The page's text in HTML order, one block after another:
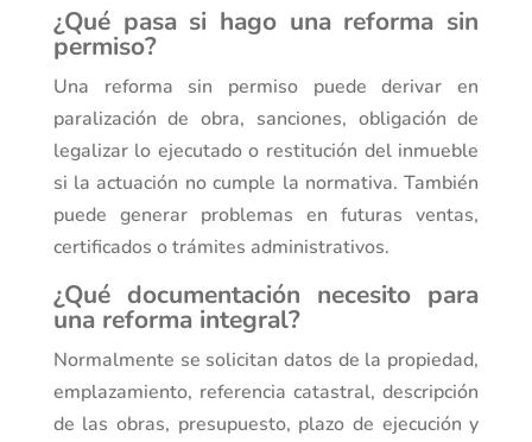
¿Qué pasa si hago una reforma sin
permiso?
Una reforma sin permiso puede derivar en
paralización de obra, sanciones, obligación de
legalizar lo ejecutado o restitución del inmueble
si la actuación no cumple la normativa. También
puede generar problemas en futuras ventas,
certificados o trámites administrativos.
¿Qué documentación necesito para
una reforma integral?
Normalmente se solicitan datos de la propiedad,
emplazamiento, referencia catastral, descripción
de las obras, presupuesto, plazo de ejecución y